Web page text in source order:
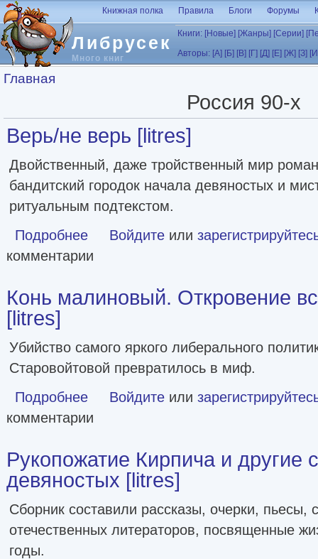
Перейти к основному содержанию
Либрусек
Много книг
Книжная полка Правила Блоги Форумы
Книги: [Новые] [Жанры] [Серии]
Авторы: [А] [Б] [В] [Г] [Д] [Е] [Ж] [З]
Вы здесь
Главная
Россия 90-х
Верь/не верь [litres]
Двойственный, даже тройственный мир
бандитский городок начала девяностых и
ритуальным подтекстом.
Подробнее о Верь/не верь [litres]
Войдите или
комментарии
Конь малиновый. Откровение
[litres]
Убийство самого яркого либерального
Старовойтовой превратилось в миф.
Подробнее о Конь малиновый. Откровение всадника 90-х [litres]
Войдите или
комментарии
Рукопожатие Кирпича и другие
девяностых [litres]
Сборник составили рассказы, очерки, пьесы,
отечественных литераторов, посвященные
годы.